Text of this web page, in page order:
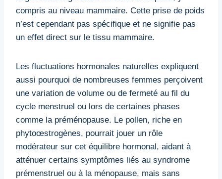
compris au niveau mammaire. Cette prise de poids
n’est cependant pas spécifique et ne signifie pas
un effet direct sur le tissu mammaire.
Les fluctuations hormonales naturelles expliquent
aussi pourquoi de nombreuses femmes perçoivent
une variation de volume ou de fermeté au fil du
cycle menstruel ou lors de certaines phases
comme la préménopause. Le pollen, riche en
phytoœstrogènes, pourrait jouer un rôle
modérateur sur cet équilibre hormonal, aidant à
atténuer certains symptômes liés au syndrome
prémenstruel ou à la ménopause, mais sans